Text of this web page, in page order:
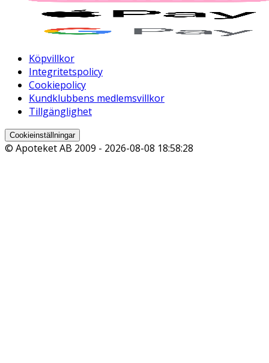
Köpvillkor
Integritetspolicy
Cookiepolicy
Kundklubbens medlemsvillkor
Tillgänglighet
Cookieinställningar
© Apoteket AB 2009 - 2026-08-08 18:58:28